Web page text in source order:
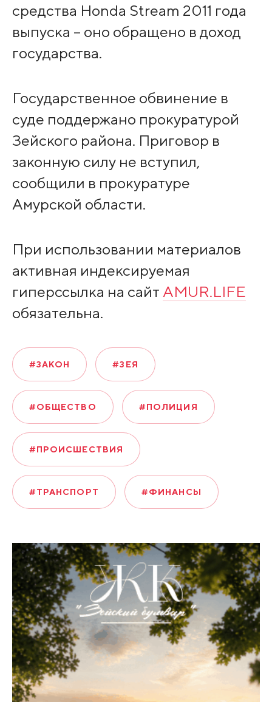
средства Honda Stream 2011 года
выпуска – оно обращено в доход
государства.
Государственное обвинение в
суде поддержано прокуратурой
Зейского района. Приговор в
законную силу не вступил,
сообщили в прокуратуре
Амурской области.
При использовании материалов
активная индексируемая
гиперссылка на сайт AMUR.LIFE
обязательна.
#ЗАКОН #ЗЕЯ
#ОБЩЕСТВО #ПОЛИЦИЯ
#ПРОИСШЕСТВИЯ
#ТРАНСПОРТ #ФИНАНСЫ